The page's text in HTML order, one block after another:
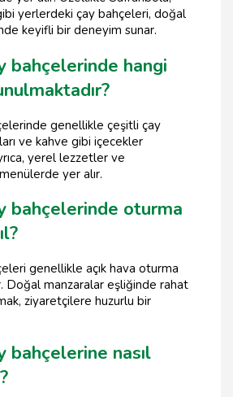
yerlerdeki çay bahçeleri, doğal
keyifli bir deneyim sunar.
bahçelerinde hangi
genellikle çeşitli çay
ve kahve gibi içecekler
yerel lezzetler ve
yer alır.
bahçelerinde oturma
genellikle açık hava oturma
Doğal manzaralar eşliğinde rahat
ziyaretçilere huzurlu bir
bahçelerine nasıl